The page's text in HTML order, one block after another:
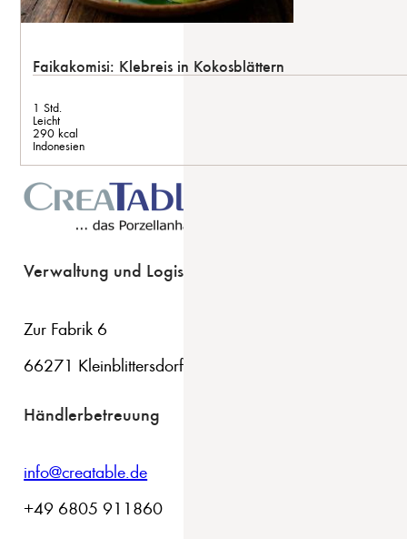
Faikakomisi: Klebreis in Kokosblättern
1 Std.
Leicht
290 kcal
Indonesien
Verwaltung und Logistik
Zur Fabrik 6
66271 Kleinblittersdorf
Händlerbetreuung
info@creatable.de
+49 6805 911860